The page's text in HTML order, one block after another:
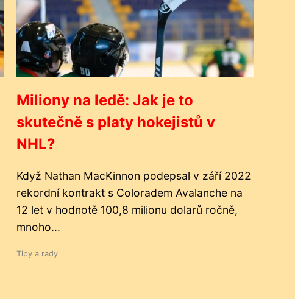
Miliony na ledě: Jak je to
skutečně s platy hokejistů v
NHL?
Když Nathan MacKinnon podepsal v září 2022
rekordní kontrakt s Coloradem Avalanche na
12 let v hodnotě 100,8 milionu dolarů ročně,
mnoho...
Tipy a rady